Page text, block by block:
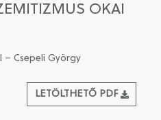
OKAI
– Csepeli György
LETÖLTHETŐ PDF